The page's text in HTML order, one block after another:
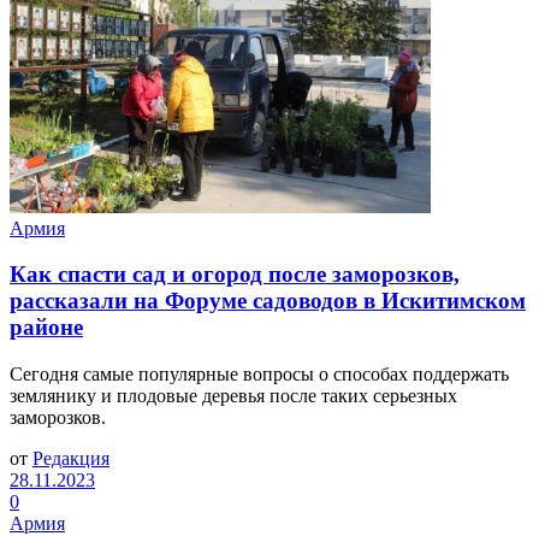
Армия
Как спасти сад и огород после заморозков,
рассказали на Форуме садоводов в Искитимском
районе
Сегодня самые популярные вопросы о способах поддержать
землянику и плодовые деревья после таких серьезных
заморозков.
от Редакция
28.11.2023
0
Армия